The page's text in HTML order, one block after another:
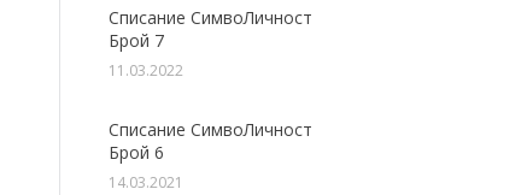
Списание СимвоЛичност
Брой 7
11.03.2022
Списание СимвоЛичност
Брой 6
14.03.2021